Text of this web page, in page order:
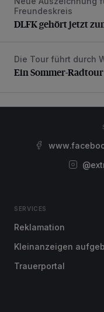
DLFK gehört jetzt
Freundeskreis
DLFK gehört jetzt
Ein Sommer-Radtour
Die Tour führt durch
Ein Sommer-
SERVICES
Reklamation
Kleinanzeigen
Trauerportal